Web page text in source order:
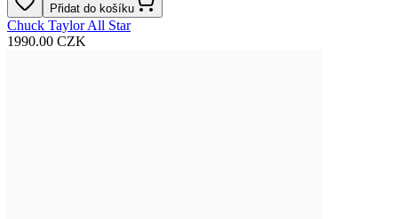
Přidat do košíku
Chuck Taylor All Star
1990.00 CZK